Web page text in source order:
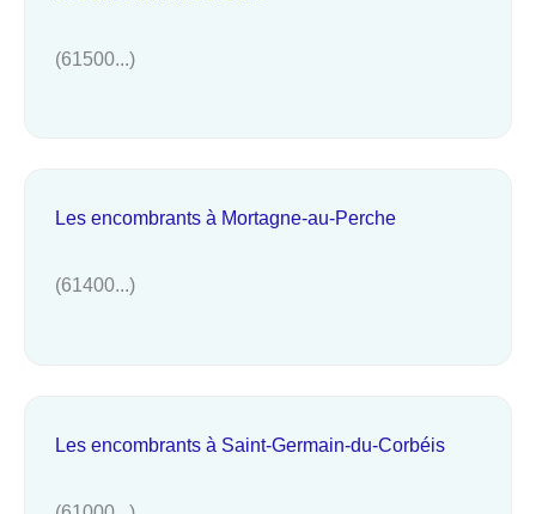
(61500...)
Les encombrants à Mortagne-au-Perche
(61400...)
Les encombrants à Saint-Germain-du-Corbéis